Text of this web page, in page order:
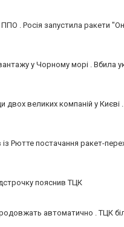
. Росія запустила ракети
у Чорному морі . Вбила
двох великих компаній у Києві
Рютте постачання ракет-
пояснив ТЦК
автоматично . ТЦК